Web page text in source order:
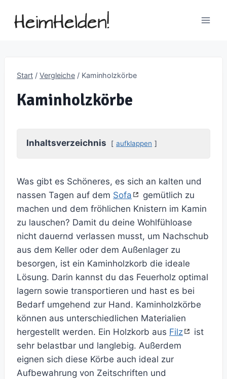
Inhalt
Start / Vergleiche / Kaminholzkörbe
Kaminholzkörbe
Inhaltsverzeichnis aufklappen
Was gibt es Schöneres, es sich an kalten und
nassen Tagen auf dem Sofa
gemütlich zu
machen und dem fröhlichen Knistern im Kamin
zu lauschen? Damit du deine Wohlfühloase
nicht dauernd verlassen musst, um Nachschub
aus dem Keller oder dem Außenlager zu
besorgen, ist ein Kaminholzkorb die ideale
Lösung. Darin kannst du das Feuerholz optimal
lagern sowie transportieren und hast es bei
Bedarf umgehend zur Hand. Kaminholzkörbe
können aus unterschiedlichen Materialien
hergestellt werden. Ein Holzkorb aus Filz
ist
sehr belastbar und langlebig. Außerdem
eignen sich diese Körbe auch ideal zur
Aufbewahrung von Zeitschriften und